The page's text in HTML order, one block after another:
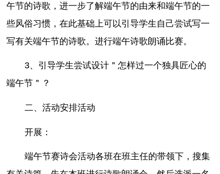
午节的诗歌，进一步了解端午节的由来和端午节的一
些风俗习惯，在此基础上可以引导学生自己尝试写一
写有关端午节的诗歌。进行端午诗歌朗诵比赛。
3、引导学生尝试设计＂怎样过一个独具匠心的
端午节＂？
二、活动安排活动
开展：
端午节赛诗会活动各班在班主任的带领下，搜集